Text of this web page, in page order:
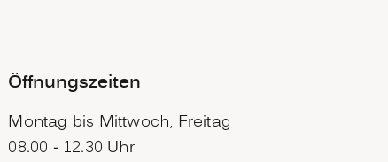
Öffnungszeiten
Montag bis Mittwoch, Freitag
08.00 - 12.30 Uhr